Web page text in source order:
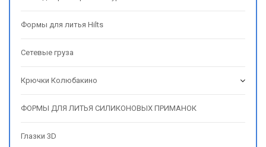
Формы для литья Hilts
Сетевые груза
Крючки Колюбакино
ФОРМЫ ДЛЯ ЛИТЬЯ СИЛИКОНОВЫХ ПРИМАНОК
Глазки 3D